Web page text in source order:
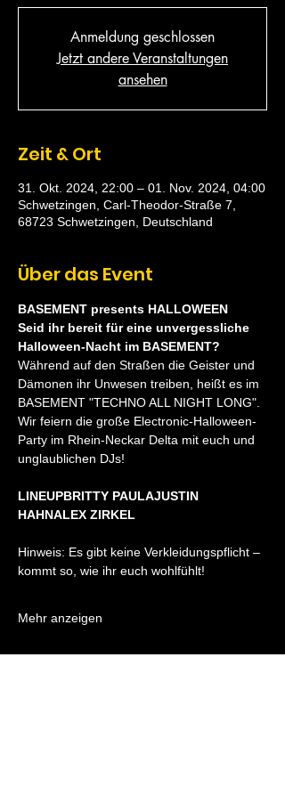
Anmeldung geschlossen
Jetzt andere Veranstaltungen
ansehen
Zeit & Ort
31. Okt. 2024, 22:00 – 01. Nov. 2024, 04:00
Schwetzingen, Carl-Theodor-Straße 7,
68723 Schwetzingen, Deutschland
Über das Event
BASEMENT presents HALLOWEEN
Seid ihr bereit für eine unvergessliche
Halloween-Nacht im BASEMENT?
Während auf den Straßen die Geister und
Dämonen ihr Unwesen treiben, heißt es im
BASEMENT "TECHNO ALL NIGHT LONG".
Wir feiern die große Electronic-Halloween-
Party im Rhein-Neckar Delta mit euch und
unglaublichen DJs!
LINEUPBRITTY PAULAJUSTIN
HAHNALEX ZIRKEL
Hinweis: Es gibt keine Verkleidungspflicht –
kommt so, wie ihr euch wohlfühlt!
Mehr anzeigen